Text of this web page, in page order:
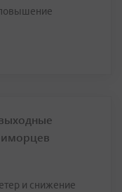
повышение
и снижение